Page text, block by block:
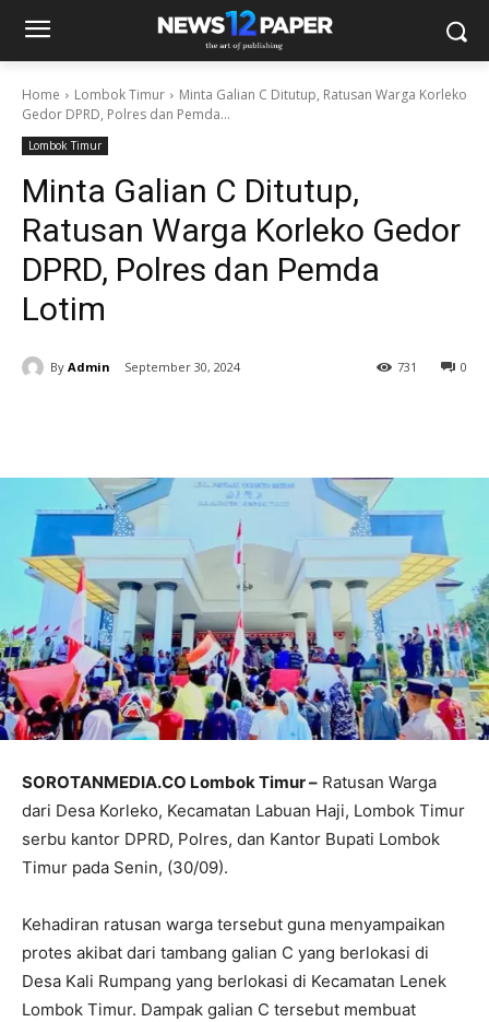
Home Lombok Timur
Minta Galian C Ditutup, Ratusan Warga Korleko
Gedor DPRD, Polres dan Pemda...
Lombok Timur
Minta Galian C Ditutup,
Ratusan Warga Korleko Gedor
DPRD, Polres dan Pemda
Lotim
By Admin September 30, 2024 0
731
SOROTANMEDIA.CO Lombok Timur – Ratusan Warga
dari Desa Korleko, Kecamatan Labuan Haji, Lombok Timur
serbu kantor DPRD, Polres, dan Kantor Bupati Lombok
Timur pada Senin, (30/09).
Kehadiran ratusan warga tersebut guna menyampaikan
protes akibat dari tambang galian C yang berlokasi di
Desa Kali Rumpang yang berlokasi di Kecamatan Lenek
Lombok Timur. Dampak galian C tersebut membuat